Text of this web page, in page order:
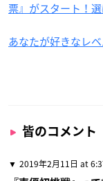
票』がスタート！
あなたが好きなレ
皆のコメント
2019年2月11日 at